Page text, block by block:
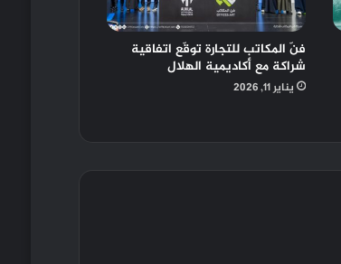
فنّ المكاتب للتجارة توقّع اتفاقية
شراكة مع أكاديمية الهلال
يناير 11, 2026